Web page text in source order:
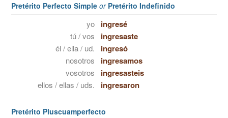
Pretérito Perfecto Simple orPretérito Indefinido
yo ingresé
tú / vos ingresaste
él / ella / ud. ingresó
nosotros ingresamos
vosotros ingresasteis
ellos / ellas / uds. ingresaron
Pretérito Pluscuamperfecto